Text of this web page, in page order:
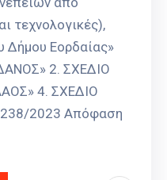
τεχνολογικές),
Δήμου Εορδαίας»
2. ΣΧΕΔΙΟ
4. ΣΧΕΔΙΟ
238/2023 Απόφαση